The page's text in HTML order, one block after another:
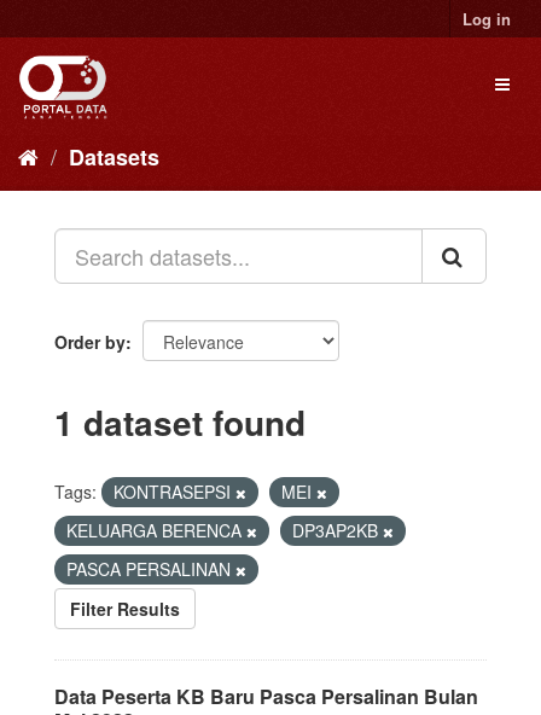
to
content
Log in
Datasets
Order by
1 dataset found
Tags: KONTRASEPSI
MEI
KELUARGA BERENCA
DP3AP2KB
PASCA PERSALINAN
Filter Results
Data Peserta KB Baru Pasca Persalinan Bulan